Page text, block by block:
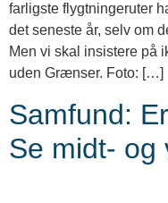
farligste flygtningeruter
det seneste år, selv om
Men vi skal insistere på
uden Grænser. Foto: […]
Samfund:
Se midt- og